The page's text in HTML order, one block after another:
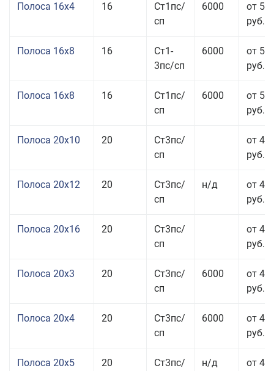
Полоса 16x4 16
Ст1пс/
сп
6000
от 53
руб.
Полоса 16x8 16
Ст1-
3пс/сп
6000
от 55
руб.
Полоса 16x8 16
Ст1пс/
сп
6000
от 55
руб.
Полоса 20x10 20
Ст3пс/
сп
от 44
руб.
Полоса 20x12 20
Ст3пс/
сп
н/д
от 44
руб.
Полоса 20x16 20
Ст3пс/
сп
от 45
руб.
Полоса 20x3 20
Ст3пс/
сп
6000
от 45
руб.
Полоса 20x4 20
Ст3пс/
сп
6000
от 44
руб.
Полоса 20x5 20
Ст3пс/
н/д
от 42